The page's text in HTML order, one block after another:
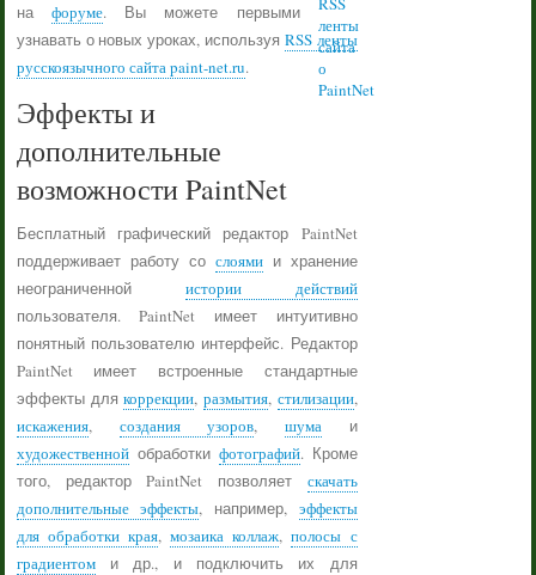
нафоруме. Вы можете первыми
узнавать о новых уроках, используя RSS ленты
русскоязычного сайта paint-net.ru.
Эффекты и
дополнительные
возможности PaintNet
Бесплатный графический редактор PaintNet
поддерживает работу со слоямии хранение
неограниченной истории действий
пользователя. PaintNet имеет интуитивно
понятный пользователю интерфейс. Редактор
PaintNet имеет встроенные стандартные
эффекты длякоррекции, размытия, стилизации,
искажения, создания узоров, шумаи
художественнойобработки фотографий. Кроме
того, редактор PaintNet позволяет скачать
дополнительные эффекты, например, эффекты
для обработки края,мозаика коллаж,полосы с
градиентоми др., и подключить их для